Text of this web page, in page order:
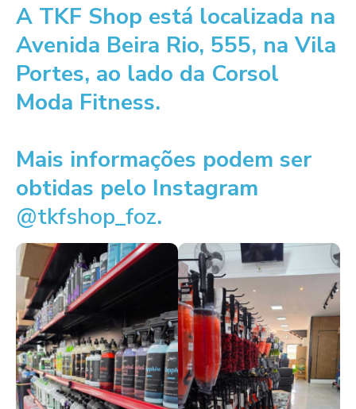
A TKF Shop está localizada na
Avenida Beira Rio, 555, na Vila
Portes, ao lado da Corsol
Moda Fitness.
Mais informações podem ser
obtidas pelo Instagram
@tkfshop_foz.